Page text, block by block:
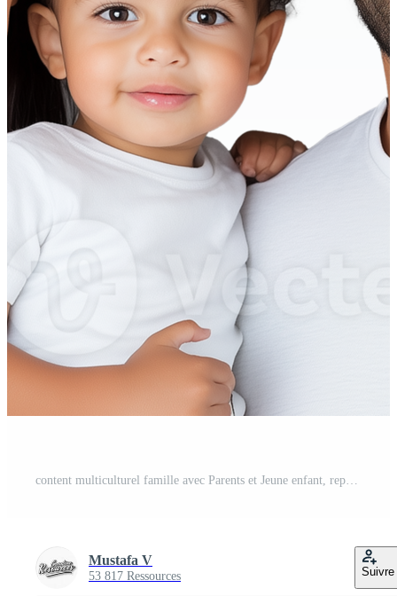
content multiculturel famille avec Parents et Jeune enfant, représentant famille l'amour et collage, sur transparent Contexte PNG Pro
Mustafa V
53 817 Ressources Suivre